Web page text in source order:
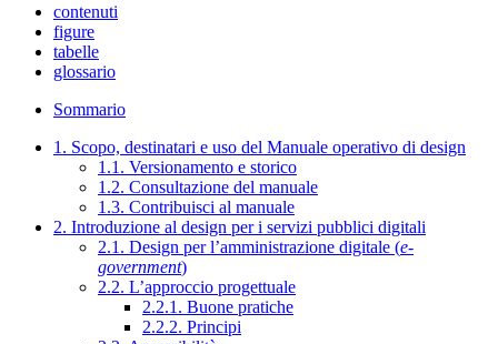
contenuti
figure
tabelle
glossario
Sommario
1. Scopo, destinatari e uso del Manuale operativo di design
1.1. Versionamento e storico
1.2. Consultazione del manuale
1.3. Contribuisci al manuale
2. Introduzione al design per i servizi pubblici digitali
2.1. Design per l’amministrazione digitale (e-
government)
2.2. L’approccio progettuale
2.2.1. Buone pratiche
2.2.2. Principi